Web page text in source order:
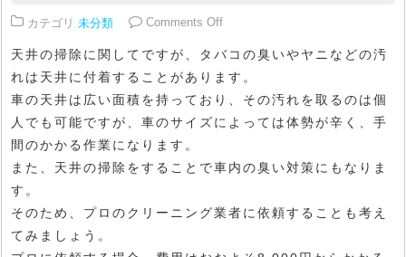
カテゴリ 未分類 Comments Offon 天井の汚れ
天井の掃除に関してですが、タバコの臭いやヤニなどの汚
れは天井に付着することがあります。
車の天井は広い面積を持っており、その汚れを取るのは個
人でも可能ですが、車のサイズによっては体勢が辛く、手
間のかかる作業になります。
また、天井の掃除をすることで車内の臭い対策にもなりま
す。
そのため、プロのクリーニング業者に依頼することも考え
てみましょう。